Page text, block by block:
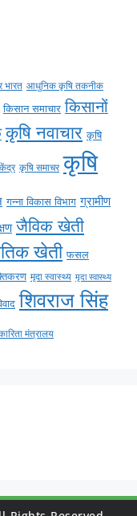
भारत आधुनिक कृषि तकनीक
किसान समाचार किसानों
कृषि नवाचार कृषि
केंद्र कृषि समाचर कृषि
गन्ना विकास विभाग ग्रामीण
जैविक खेती
खेती फसल
मृदा स्वास्थ्य मृदा स्वास्थ्य
शिवराज सिंह
मंत्रालय